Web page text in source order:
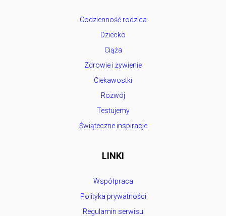
Codzienność rodzica
Dziecko
Ciąża
Zdrowie i żywienie
Ciekawostki
Rozwój
Testujemy
Świąteczne inspiracje
LINKI
Współpraca
Polityka prywatności
Regulamin serwisu